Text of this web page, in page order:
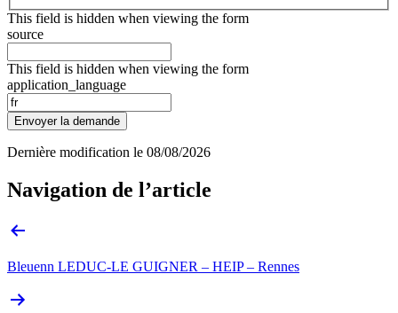
This field is hidden when viewing the form
source
This field is hidden when viewing the form
application_language
Envoyer la demande
Dernière modification le 08/08/2026
Navigation de l’article
Bleuenn LEDUC-LE GUIGNER – HEIP – Rennes